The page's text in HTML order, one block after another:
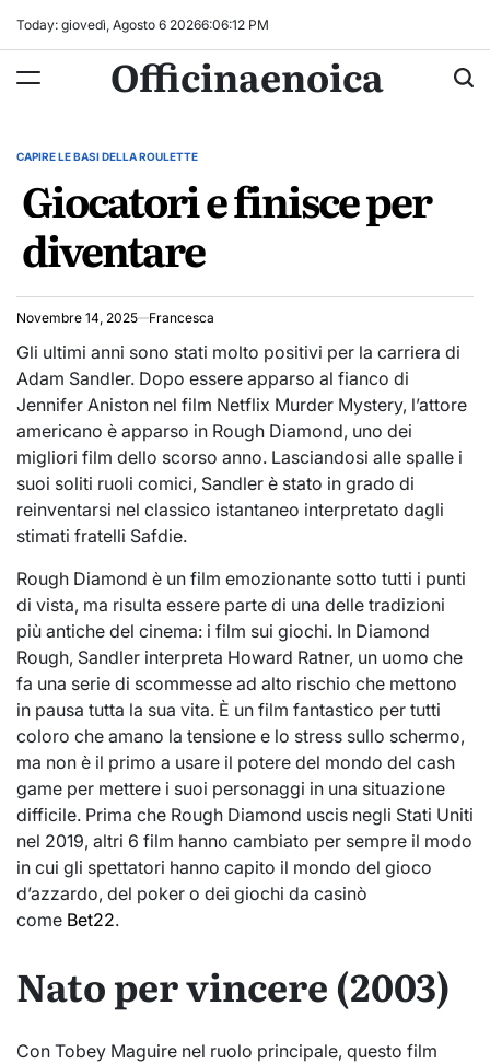
Today: giovedì, Agosto 6 20266:06:13 PM
Officinaenoica
POSTED
CAPIRE LE BASI DELLA ROULETTE
Giocatori e finisce per
diventare
Novembre 14, 2025 Francesca
Gli ultimi anni sono stati molto positivi per la carriera di
Adam Sandler. Dopo essere apparso al fianco di
Jennifer Aniston nel film Netflix Murder Mystery, l’attore
americano è apparso in Rough Diamond, uno dei
migliori film dello scorso anno. Lasciandosi alle spalle i
suoi soliti ruoli comici, Sandler è stato in grado di
reinventarsi nel classico istantaneo interpretato dagli
stimati fratelli Safdie.
Rough Diamond è un film emozionante sotto tutti i punti
di vista, ma risulta essere parte di una delle tradizioni
più antiche del cinema: i film sui giochi. In Diamond
Rough, Sandler interpreta Howard Ratner, un uomo che
fa una serie di scommesse ad alto rischio che mettono
in pausa tutta la sua vita. È un film fantastico per tutti
coloro che amano la tensione e lo stress sullo schermo,
ma non è il primo a usare il potere del mondo del cash
game per mettere i suoi personaggi in una situazione
difficile. Prima che Rough Diamond uscis negli Stati Uniti
nel 2019, altri 6 film hanno cambiato per sempre il modo
in cui gli spettatori hanno capito il mondo del gioco
d’azzardo, del poker o dei giochi da casinò
come Bet22.
Nato per vincere (2003)
Con Tobey Maguire nel ruolo principale, questo film